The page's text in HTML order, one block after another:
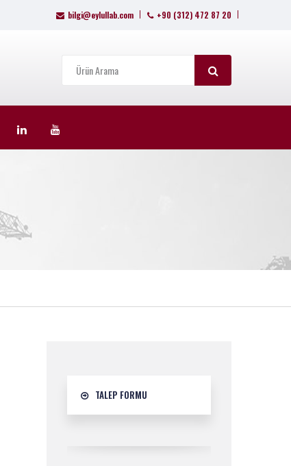
bilgi@eylullab.com +90 (312) 472 87 20
TALEP FORMU